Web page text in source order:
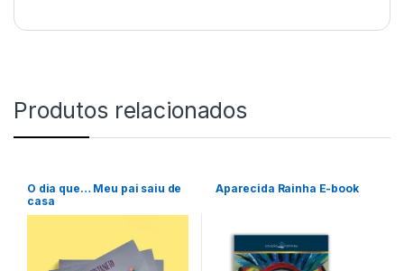
Produtos relacionados
O dia que… Meu pai saiu de
casa
Aparecida Rainha E-book